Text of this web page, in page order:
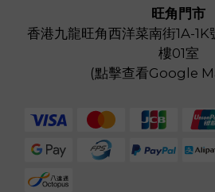
旺角門市
香港九龍旺角西洋菜南街1A-1K
樓01室
(點擊查看Google